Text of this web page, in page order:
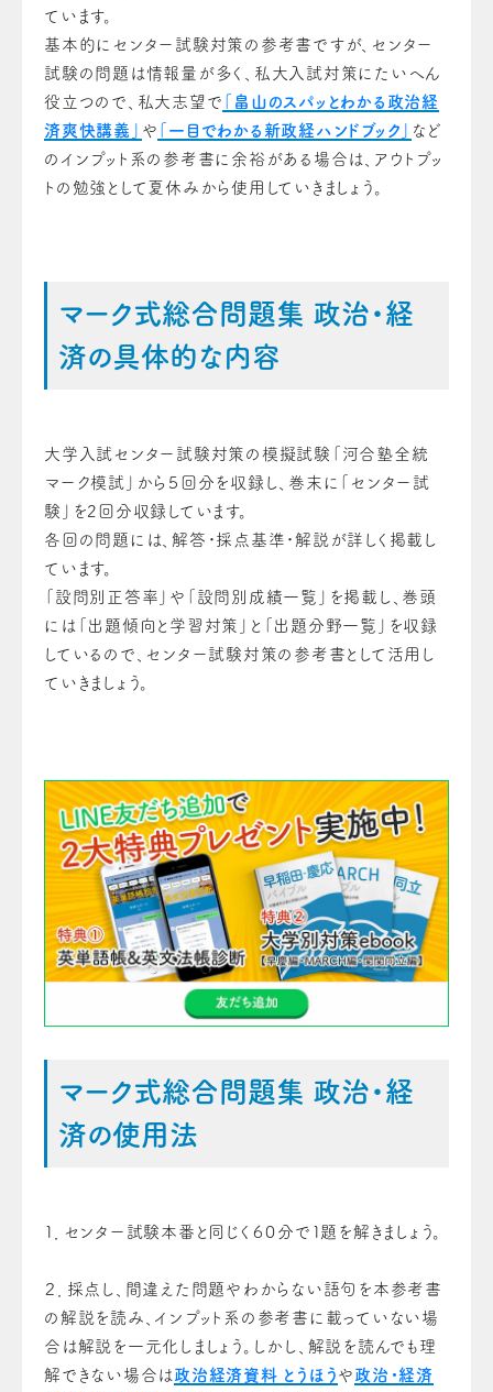
ています。
基本的にセンター試験対策の参考書ですが、センター
試験の問題は情報量が多く、私大入試対策にたいへん
役立つので、私大志望で 「畠山のスパッとわかる政治経
済爽快講義」 や 「一目でわかる新政経ハンドブック」
など
のインプット系の参考書に余裕がある場合は、アウトプッ
トの勉強として夏休みから使用していきましょう。
マーク式総合問題集 政治・経
済の具体的な内容
大学入試センター試験対策の模擬試験「河合塾全統
マーク模試」から５回分を収録し、巻末に「センター試
験」を2回分収録しています。
各回の問題には、解答・採点基準・解説が詳しく掲載し
ています。
「設問別正答率」や「設問別成績一覧」を掲載し、巻頭
には「出題傾向と学習対策」と「出題分野一覧」を収録
しているので、センター試験対策の参考書として活用し
ていきましょう。
マーク式総合問題集 政治・経
済の使用法
１．センター試験本番と同じく６０分で１題を解きましょう。
２．採点し、間違えた問題やわからない語句を本参考書
の解説を読み、インプット系の参考書に載っていない場
合は解説を一元化しましょう。しかし、解説を読んでも理
解できない場合は 政治経済資料 とうほう や 政治・経済